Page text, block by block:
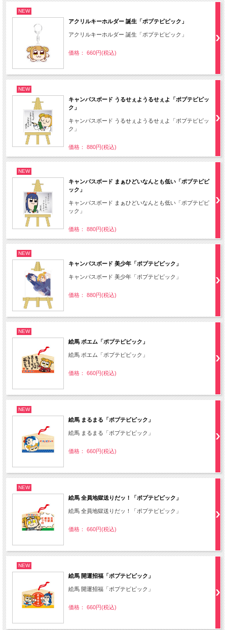
NEW
アクリルキーホルダー 誕生「ポプテピピック」
アクリルキーホルダー 誕生「ポプテピピック」
価格： 660円(税込)
NEW
キャンパスボード うるせぇようるせぇよ「ポプテピピッ
ク」
キャンパスボード うるせぇようるせぇよ「ポプテピピッ
ク」
価格： 880円(税込)
NEW
キャンパスボード まぁひどいなんとも低い「ポプテピピ
ック」
キャンパスボード まぁひどいなんとも低い「ポプテピピ
ック」
価格： 880円(税込)
NEW
キャンパスボード 美少年「ポプテピピック」
キャンパスボード 美少年「ポプテピピック」
価格： 880円(税込)
NEW
絵馬 ポエム「ポプテピピック」
絵馬 ポエム「ポプテピピック」
価格： 660円(税込)
NEW
絵馬 まるまる「ポプテピピック」
絵馬 まるまる「ポプテピピック」
価格： 660円(税込)
NEW
絵馬 全員地獄送りだッ！「ポプテピピック」
絵馬 全員地獄送りだッ！「ポプテピピック」
価格： 660円(税込)
NEW
絵馬 開運招福「ポプテピピック」
絵馬 開運招福「ポプテピピック」
価格： 660円(税込)